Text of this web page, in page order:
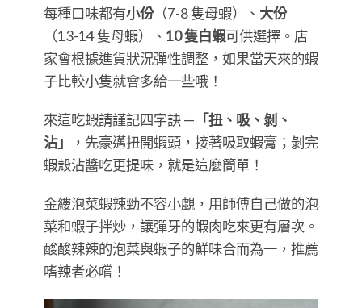
每種口味都有小份（7-8 隻母蝦）、 大份
（13-14 隻母蝦）、 10 隻白蝦可供選擇。店
家會根據進貨狀況彈性調整，如果當天來的蝦
子比較小隻就會多給一些哦！
來這吃蝦請謹記四字訣 — 「扭、吸、剝、
沾」
，先豪邁扭開蝦頭，接著吸取蝦膏；剝完
蝦殼沾醬吃更提味，就是這麼簡單！
金縷泡菜蝦辣勁不容小覷，用師傅自己做的泡
菜和蝦子拌炒，讓彈牙的蝦肉吃來更有層次。
酸酸辣辣的泡菜與蝦子的鮮味合而為一，推薦
嗜辣者必嚐！